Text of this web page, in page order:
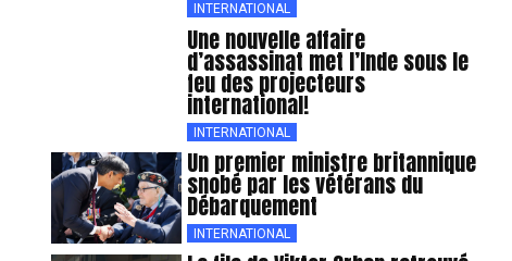
INTERNATIONAL
Une nouvelle affaire
d’assassinat met l’Inde sous le
feu des projecteurs
international!
INTERNATIONAL
Un premier ministre britannique
snobé par les vétérans du
Débarquement
INTERNATIONAL